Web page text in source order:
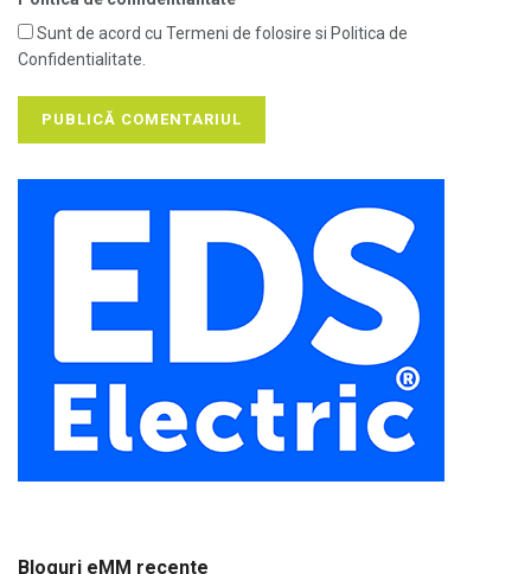
Sunt de acord cu Termeni de folosire si Politica de
Confidentialitate.
Bloguri eMM recente